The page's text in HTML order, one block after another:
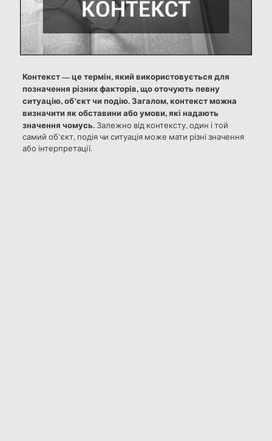
Контекст — це термін, який використовується для
позначення різних факторів, що оточують певну
ситуацію, об’єкт чи подію. Загалом, контекст можна
визначити як обставини або умови, які надають
значення чомусь.Залежно від контексту, один і той
самий об’єкт, подія чи ситуація може мати різні значення
або інтерпретації.